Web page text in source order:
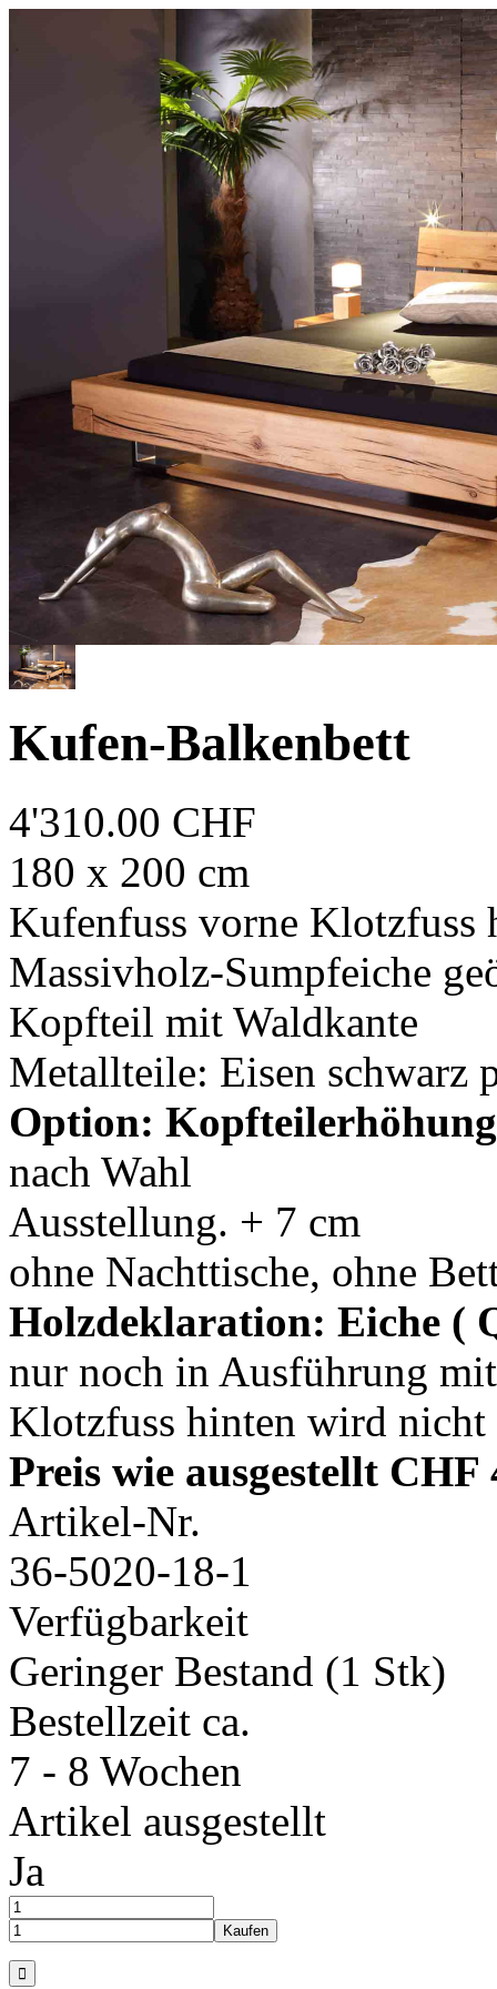
Kufen-Balkenbett
4'310.00 CHF
180 x 200 cm
Kufenfuss vorne Klotzfuss
Massivholz-Sumpfeiche
Kopfteil mit Waldkante
Metallteile: Eisen schwarz
Option:
nach Wahl
Ausstellung. + 7 cm
ohne Nachttische, ohne
Holzdeklaration: Eiche (
nur noch in Ausführung
Klotzfuss hinten wird nicht
Preis wie ausgestellt CHF
Artikel-Nr.
36-5020-18-1
Verfügbarkeit
Geringer Bestand (1 Stk)
Bestellzeit ca.
7 - 8 Wochen
Artikel ausgestellt
Ja